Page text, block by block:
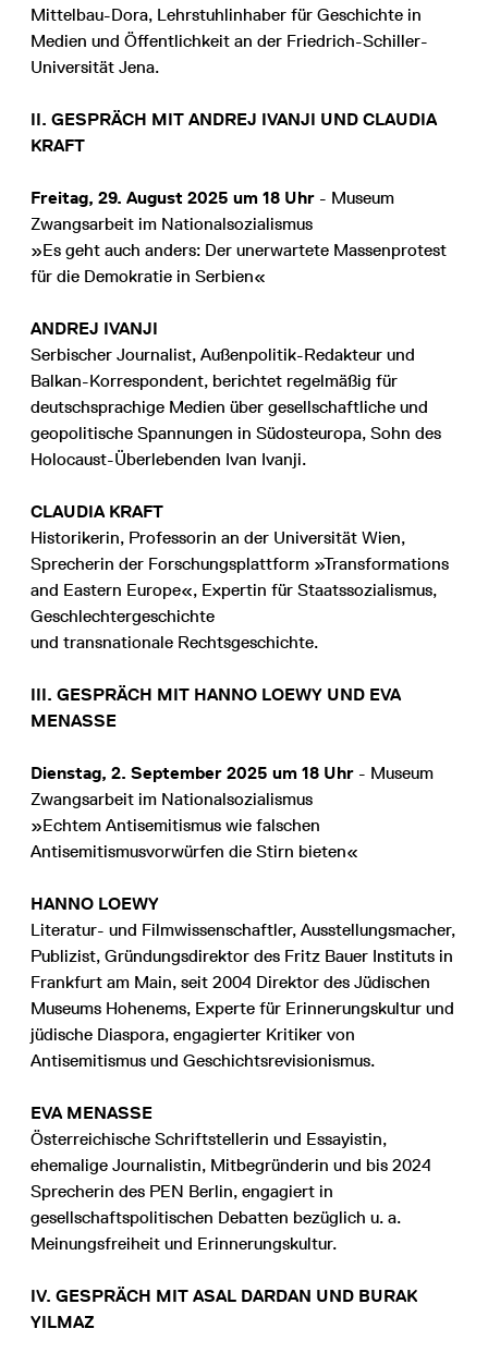
Mittelbau-Dora, Lehrstuhlinhaber für Geschichte in
Medien und Öffentlichkeit an der Friedrich-Schiller-
Universität Jena.
II. GESPRÄCH MIT ANDREJ IVANJI UND CLAUDIA
KRAFT
Freitag, 29. August 2025 um 18 Uhr - Museum
Zwangsarbeit im Nationalsozialismus
»Es geht auch anders: Der unerwartete Massenprotest
für die Demokratie in Serbien«
ANDREJ IVANJI
Serbischer Journalist, Außenpolitik-Redakteur und
Balkan-Korrespondent, berichtet regelmäßig für
deutschsprachige Medien über gesellschaftliche und
geopolitische Spannungen in Südosteuropa, Sohn des
Holocaust-Überlebenden Ivan Ivanji.
CLAUDIA KRAFT
Historikerin, Professorin an der Universität Wien,
Sprecherin der Forschungsplattform »Transformations
and Eastern Europe«, Expertin für Staatssozialismus,
Geschlechtergeschichte
und transnationale Rechtsgeschichte.
III. GESPRÄCH MIT HANNO LOEWY UND EVA
MENASSE
Dienstag, 2. September 2025 um 18 Uhr - Museum
Zwangsarbeit im Nationalsozialismus
»Echtem Antisemitismus wie falschen
Antisemitismusvorwürfen die Stirn bieten«
HANNO LOEWY
Literatur- und Filmwissenschaftler, Ausstellungsmacher,
Publizist, Gründungsdirektor des Fritz Bauer Instituts in
Frankfurt am Main, seit 2004 Direktor des Jüdischen
Museums Hohenems, Experte für Erinnerungskultur und
jüdische Diaspora, engagierter Kritiker von
Antisemitismus und Geschichtsrevisionismus.
EVA MENASSE
Österreichische Schriftstellerin und Essayistin,
ehemalige Journalistin, Mitbegründerin und bis 2024
Sprecherin des PEN Berlin, engagiert in
gesellschaftspolitischen Debatten bezüglich u. a.
Meinungsfreiheit und Erinnerungskultur.
IV. GESPRÄCH MIT ASAL DARDAN UND BURAK
YILMAZ